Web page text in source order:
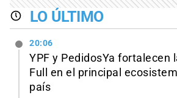
LO ÚLTIMO
20:06
YPF y PedidosYa fortalecen
Full en el principal
país